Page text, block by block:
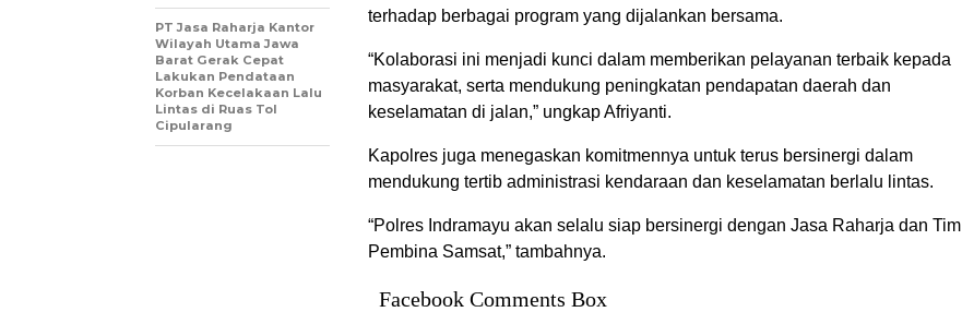
terhadap berbagai program yang dijalankan bersama.
“Kolaborasi ini menjadi kunci dalam memberikan pelayanan terbaik kepada
masyarakat, serta mendukung peningkatan pendapatan daerah dan
keselamatan di jalan,” ungkap Afriyanti.
Kapolres juga menegaskan komitmennya untuk terus bersinergi dalam
mendukung tertib administrasi kendaraan dan keselamatan berlalu lintas.
“Polres Indramayu akan selalu siap bersinergi dengan Jasa Raharja dan Tim
Pembina Samsat,” tambahnya.
Facebook Comments Box
PT Jasa Raharja Kantor
Wilayah Utama Jawa
Barat Gerak Cepat
Lakukan Pendataan
Korban Kecelakaan Lalu
Lintas di Ruas Tol
Cipularang